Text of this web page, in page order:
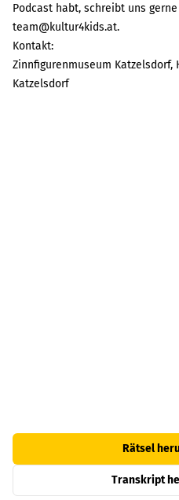
Podcast habt, schreibt uns
team@kultur4kids.at.
Kontakt:
Zinnfigurenmuseum Katzelsdorf,
Katzelsdorf
Rätsel
Transkript